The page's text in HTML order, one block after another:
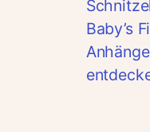
Baby’s